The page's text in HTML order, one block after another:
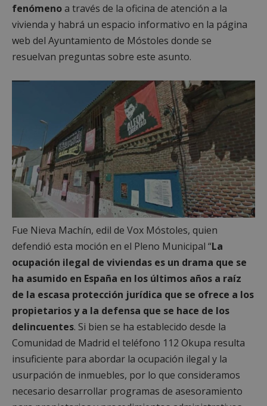
fenómenoa través de la oficina de atención a la
vivienda y habrá un espacio informativo en la página
web del Ayuntamiento de Móstoles donde se
resuelvan preguntas sobre este asunto.
Fue Nieva Machín, edil de Vox Móstoles, quien
defendió esta moción en el Pleno Municipal “La
ocupación ilegal de viviendas es un drama que se
ha asumido en España en los últimos años a raíz
de la escasa protección jurídica que se ofrece a los
propietarios y a la defensa que se hace de los
delincuentes. Si bien se ha establecido desde la
Comunidad de Madrid el teléfono 112 Okupa resulta
insuficiente para abordar la ocupación ilegal y la
usurpación de inmuebles, por lo que consideramos
necesario desarrollar programas de asesoramiento